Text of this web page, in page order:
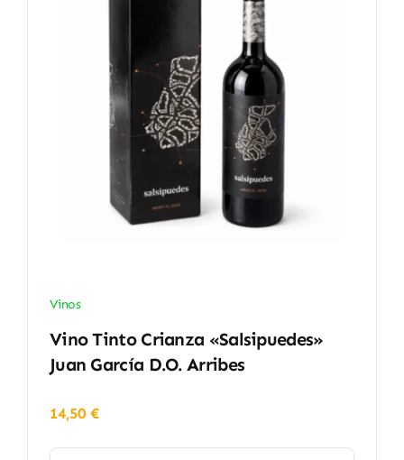
Vinos
Vino Tinto Crianza «Salsipuedes»
Juan García D.O. Arribes
14,50 €